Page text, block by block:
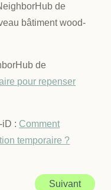
de
bâtiment wood-
de
pour repenser
iD : Comment
temporaire ?
Suivant